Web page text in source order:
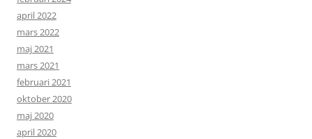
april 2022
mars 2022
maj 2021
mars 2021
februari 2021
oktober 2020
maj 2020
april 2020